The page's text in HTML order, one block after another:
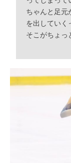
ちゃんと足元
を出していく
そこがちょっ